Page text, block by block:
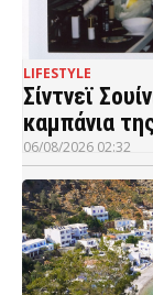
LIFESTYLE
Σίντνεϊ
καμπάνια
06/08/2026 02:32